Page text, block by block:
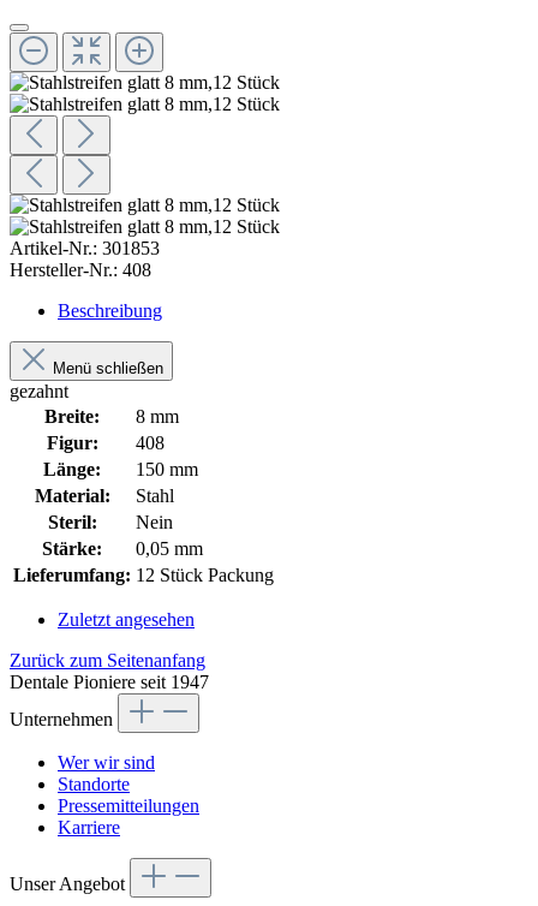
Artikel-Nr.: 301853
Hersteller-Nr.: 408
Beschreibung
Menü schließen
gezahnt
Breite:
8 mm
Figur:
408
Länge:
150 mm
Material:
Stahl
Steril:
Nein
Stärke:
0,05 mm
Lieferumfang: 12 Stück Packung
Zuletzt angesehen
Zurück zum Seitenanfang
Dentale Pioniere seit 1947
Unternehmen
Wer wir sind
Standorte
Pressemitteilungen
Karriere
Unser Angebot